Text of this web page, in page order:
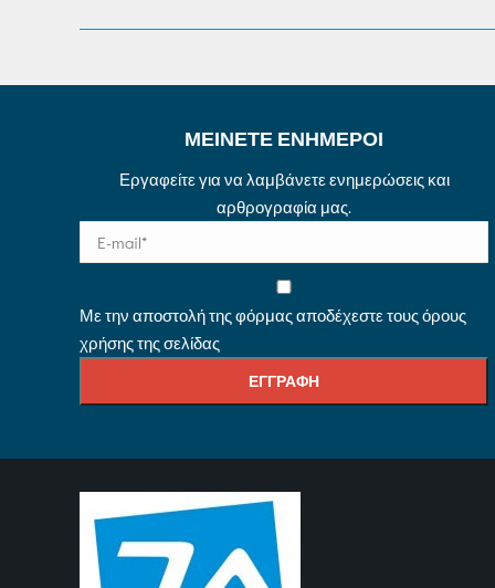
ΜΕΙΝΕΤΕ ΕΝΗΜΕΡΟΙ
Εργαφείτε για να λαμβάνετε ενημερώσεις και
αρθρογραφία μας.
Με την αποστολή της φόρμας αποδέχεστε τους όρους
χρήσης της σελίδας